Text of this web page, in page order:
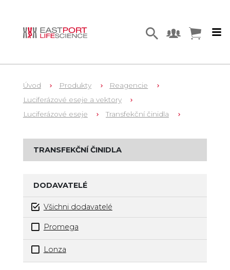
Úvod Produkty
Reagencie
Luciferázové eseje a vektory
Luciferázové eseje
Transfekční činidla
TRANSFEKČNÍ ČINIDLA
DODAVATELÉ
Všichni dodavatelé
Promega
Lonza